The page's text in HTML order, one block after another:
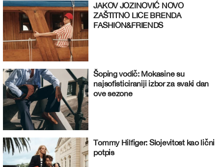
JAKOV JOZINOVIĆ NOVO
ZAŠTITNO LICE BRENDA
FASHION&FRIENDS
Šoping vodič: Mokasine su
najsofisticiraniji izbor za svaki dan
ove sezone
Tommy Hilfiger: Slojevitost kao lični
potpis